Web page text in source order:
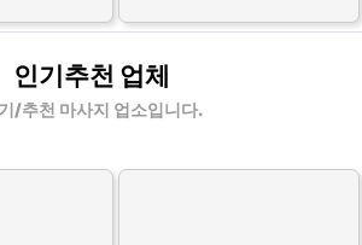
인기추천 업체
/추천 마사지 업소입니다.